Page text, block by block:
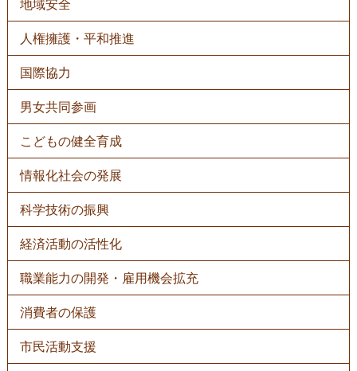
地域安全
人権擁護・平和推進
国際協力
男女共同参画
こどもの健全育成
情報化社会の発展
科学技術の振興
経済活動の活性化
職業能力の開発・雇用機会拡充
消費者の保護
市民活動支援